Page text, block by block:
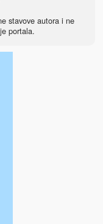
stavove autora i ne
portala.